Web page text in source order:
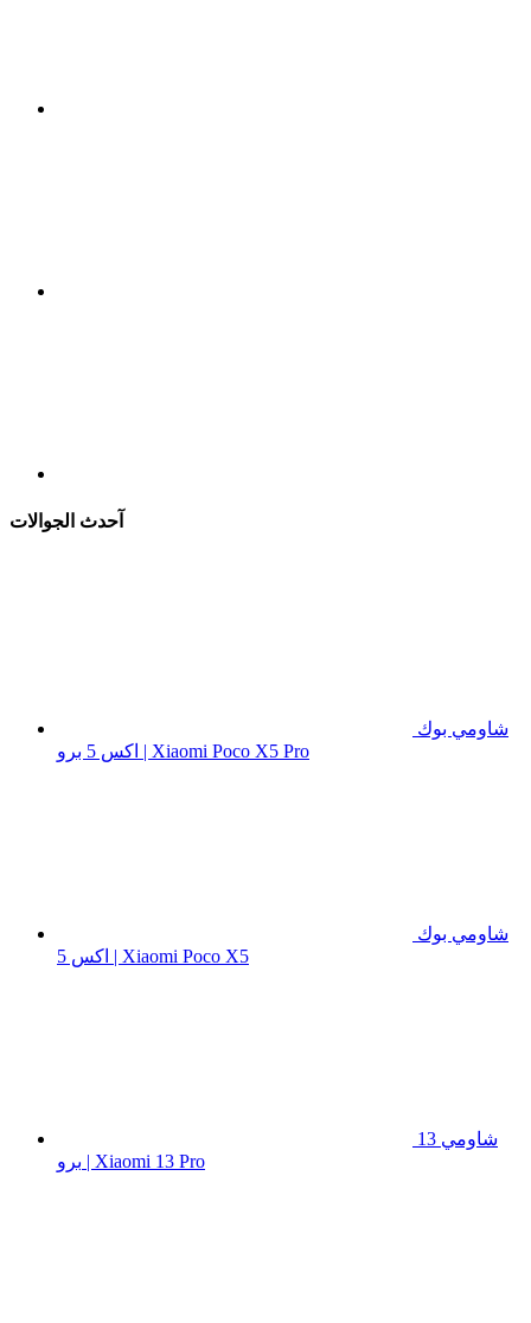
آحدث الجوالات
شاومي بوك
اكس 5 برو | Xiaomi Poco X5 Pro
شاومي بوك
اكس 5 | Xiaomi Poco X5
شاومي 13
برو | Xiaomi 13 Pro